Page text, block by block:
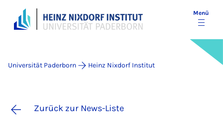
Menü
Universität Paderborn Heinz Nixdorf Institut
Zurück zur News-Liste